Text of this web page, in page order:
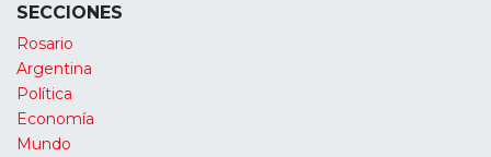
SECCIONES
Rosario
Argentina
Política
Economía
Mundo